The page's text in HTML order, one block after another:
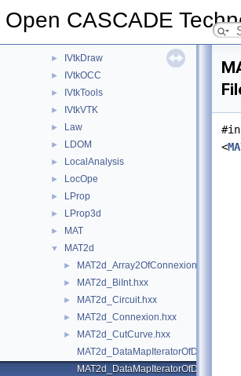
Open CASCADE
IntWalk
► IVtkDraw
► IVtkOCC
► IVtkTools
► IVtkVTK
► Law
► LDOM
► LocalAnalysis
► LocOpe
► LProp
► LProp3d
► MAT
▼ MAT2d
► MAT2d_Array2OfConnexion.hxx
► MAT2d_BiInt.hxx
► MAT2d_Circuit.hxx
► MAT2d_Connexion.hxx
►
MAT2d_CutCurve.hxx
<